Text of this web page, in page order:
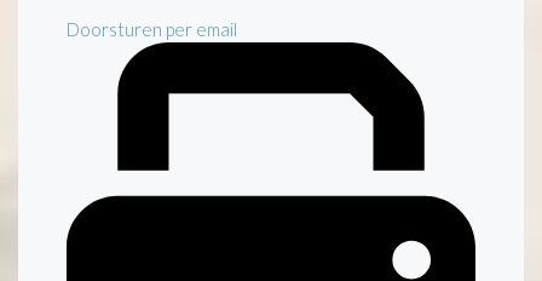
Doorsturen per email